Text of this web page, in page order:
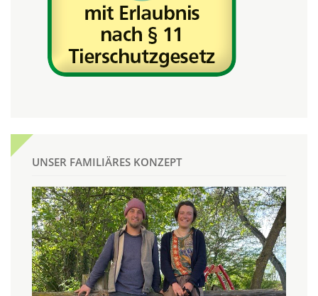
UNSER FAMILIÄRES KONZEPT